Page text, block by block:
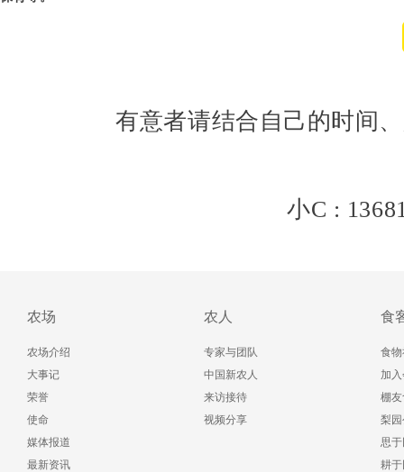
有意者请结合自己的时间
小C :
农场
农场介绍
大事记
荣誉
使命
媒体报道
最新资讯
农人
专家与团队
中国新农人
来访接待
视频分享
食
食
加
棚
梨
思
耕